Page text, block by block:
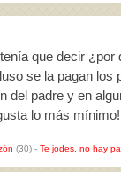
que decir ¿por
se la pagan los
del padre y en
lo más
(30) - Te jodes, no hay